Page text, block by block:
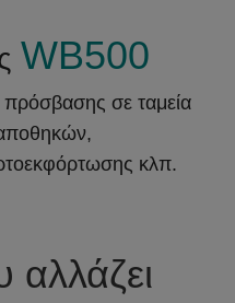
WB500
πρόσβασης σε ταμεία
κλπ.